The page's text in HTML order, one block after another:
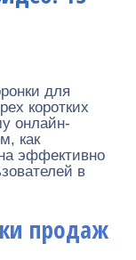
для
коротких
онлайн-
как
эффективно
в
продаж